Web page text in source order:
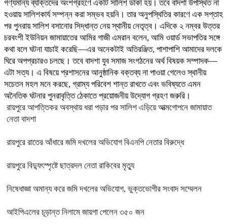
রায়পুরে আপত্তিকর অবস্থায় ধরা পড়ার পর সালিশ এড়িয়ে আত্মগোপনে জামায়াত
নেতা বাদশা
রায়পুরে রাতের আঁধারে জমি দখলের অভিযোগ বিএনপি নেতার বিরুদ্ধে
রায়পুরে বিদ্যুৎস্পৃষ্টে ছাত্রদল নেতা রাকিবের মৃত্যু
নিষেধাজ্ঞা অমান্য করে জমি দখলের অভিযোগ, ভুক্তভোগীর সংবাদ সম্মেলন
আইপিএলের চূড়ান্ত নিলামে জায়গা পেলেন ৩৫০ জন